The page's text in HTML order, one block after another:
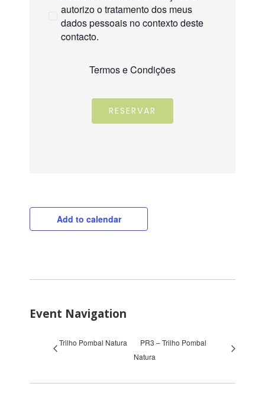
autorizo o tratamento dos meus
dados pessoais no contexto deste
contacto.
Termos e Condições
RESERVAR
Add to calendar
Event Navigation
Trilho Pombal Natura
PR3 – Trilho Pombal
Natura